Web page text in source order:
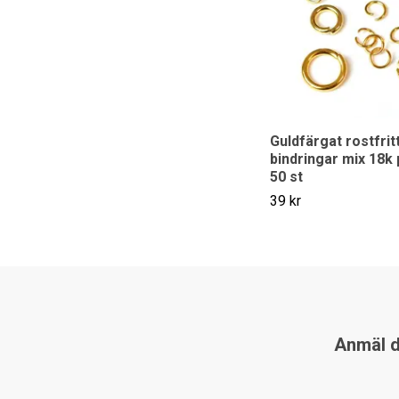
Guldfärgat
bindringar mix 18k
50 st
39 kr
Anmäl